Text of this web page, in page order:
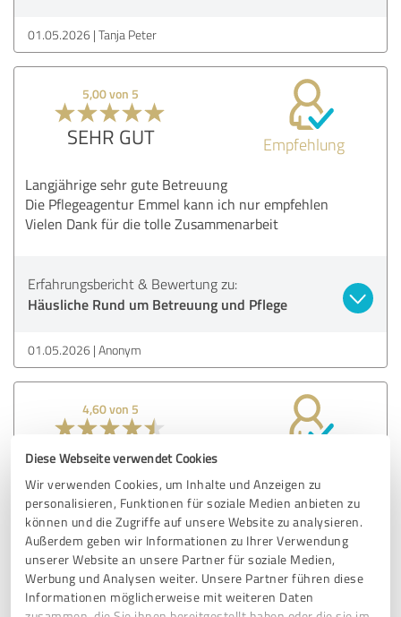
Diese Webseite verwendet Cookies
Wir verwenden Cookies, um Inhalte und Anzeigen zu
personalisieren, Funktionen für soziale Medien anbieten zu
können und die Zugriffe auf unsere Website zu analysieren.
Außerdem geben wir Informationen zu Ihrer Verwendung
unserer Website an unsere Partner für soziale Medien,
Werbung und Analysen weiter. Unsere Partner führen diese
Informationen möglicherweise mit weiteren Daten
01.05.2026 Tanja Peter
5,00 von 5
SEHR GUT Empfehlung
Langjährige sehr gute Betreuung
Die Pflegeagentur Emmel kann ich nur empfehlen
Vielen Dank für die tolle Zusammenarbeit
Erfahrungsbericht & Bewertung zu:
Häusliche Rund um Betreuung und Pflege
01.05.2026 Anonym
4,60 von 5
SEHR GUT
Rundum zufrieden mit allem
Erfahrungsbericht & Bewertung zu:
Häusliche Rund um Betreuung und Pflege